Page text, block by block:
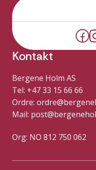
Kontakt
Bergene Holm AS
Tel: +47 33 15 66 66
Ordre:
Mail:
Org: NO 812 750 062